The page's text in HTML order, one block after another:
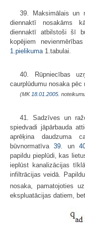
39. Maksimālais un
diennaktī nosakāms
diennaktī atbilstoši šī
kopējiem
1.pielikuma 1.tabulai.
40. Rūpniecības
caurplūdumu nosaka pēc
(MK 18.01.2005.
41. Sadzīves un
spiedvadi jāpārbauda
aprēķina daudzuma
būvnormatīva39. un
papildu pieplūdi, kas
ieplūst kanalizācijas
infiltrācijas veidā.
nosaka, pamatojoties
ekspluatācijas datiem,